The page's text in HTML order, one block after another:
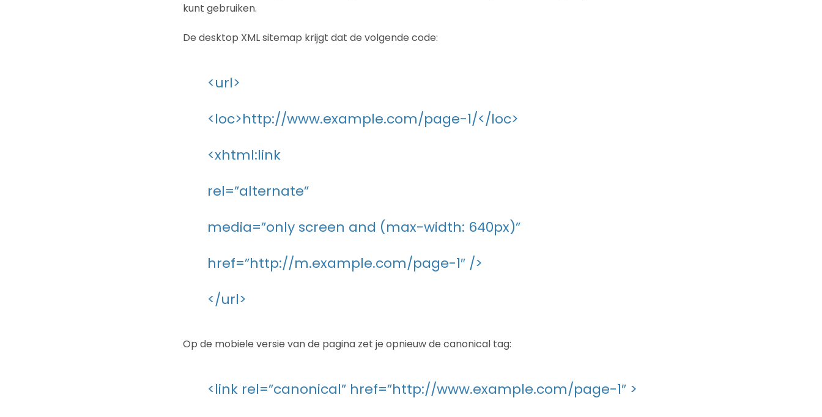
kunt gebruiken.
De desktop XML sitemap krijgt dat de volgende code:
<url>
<loc>http://www.example.com/page-1/</loc>
<xhtml:link
rel=”alternate”
media=”only screen and (max-width: 640px)”
href=”http://m.example.com/page-1″ />
</url>
Op de mobiele versie van de pagina zet je opnieuw de canonical tag:
<link rel=”canonical” href=”http://www.example.com/page-1″ >